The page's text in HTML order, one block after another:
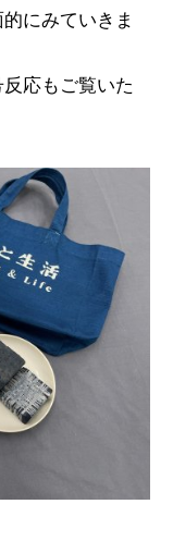
にみていきま
応もご覧いた